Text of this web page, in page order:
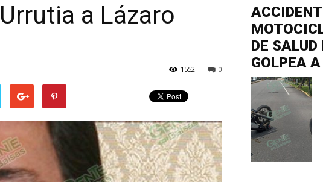
a Lázaro
0
1552
DE SALUD
GOLPEA